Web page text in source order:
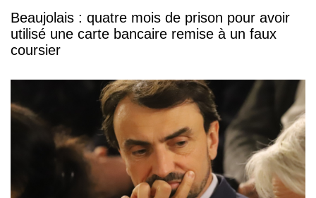
Beaujolais : quatre mois de prison pour avoir
utilisé une carte bancaire remise à un faux
coursier